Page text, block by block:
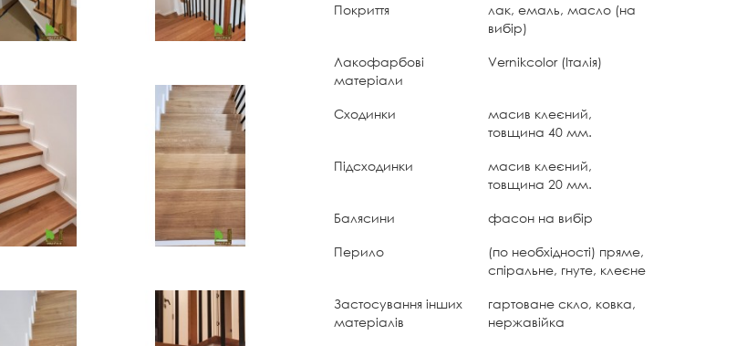
Покриття
лак, емаль, масло (на
вибір)
Лакофарбові
матеріали
Vernikcolor (Італія)
Сходинки
масив клеєний,
товщина 40 мм.
Підсходинки
масив клеєний,
товщина 20 мм.
Балясини
фасон на вибір
Перило
(по необхідності) пряме,
спіральне, гнуте, клеєне
Застосування інших
матеріалів
гартоване скло, ковка,
нержавійка